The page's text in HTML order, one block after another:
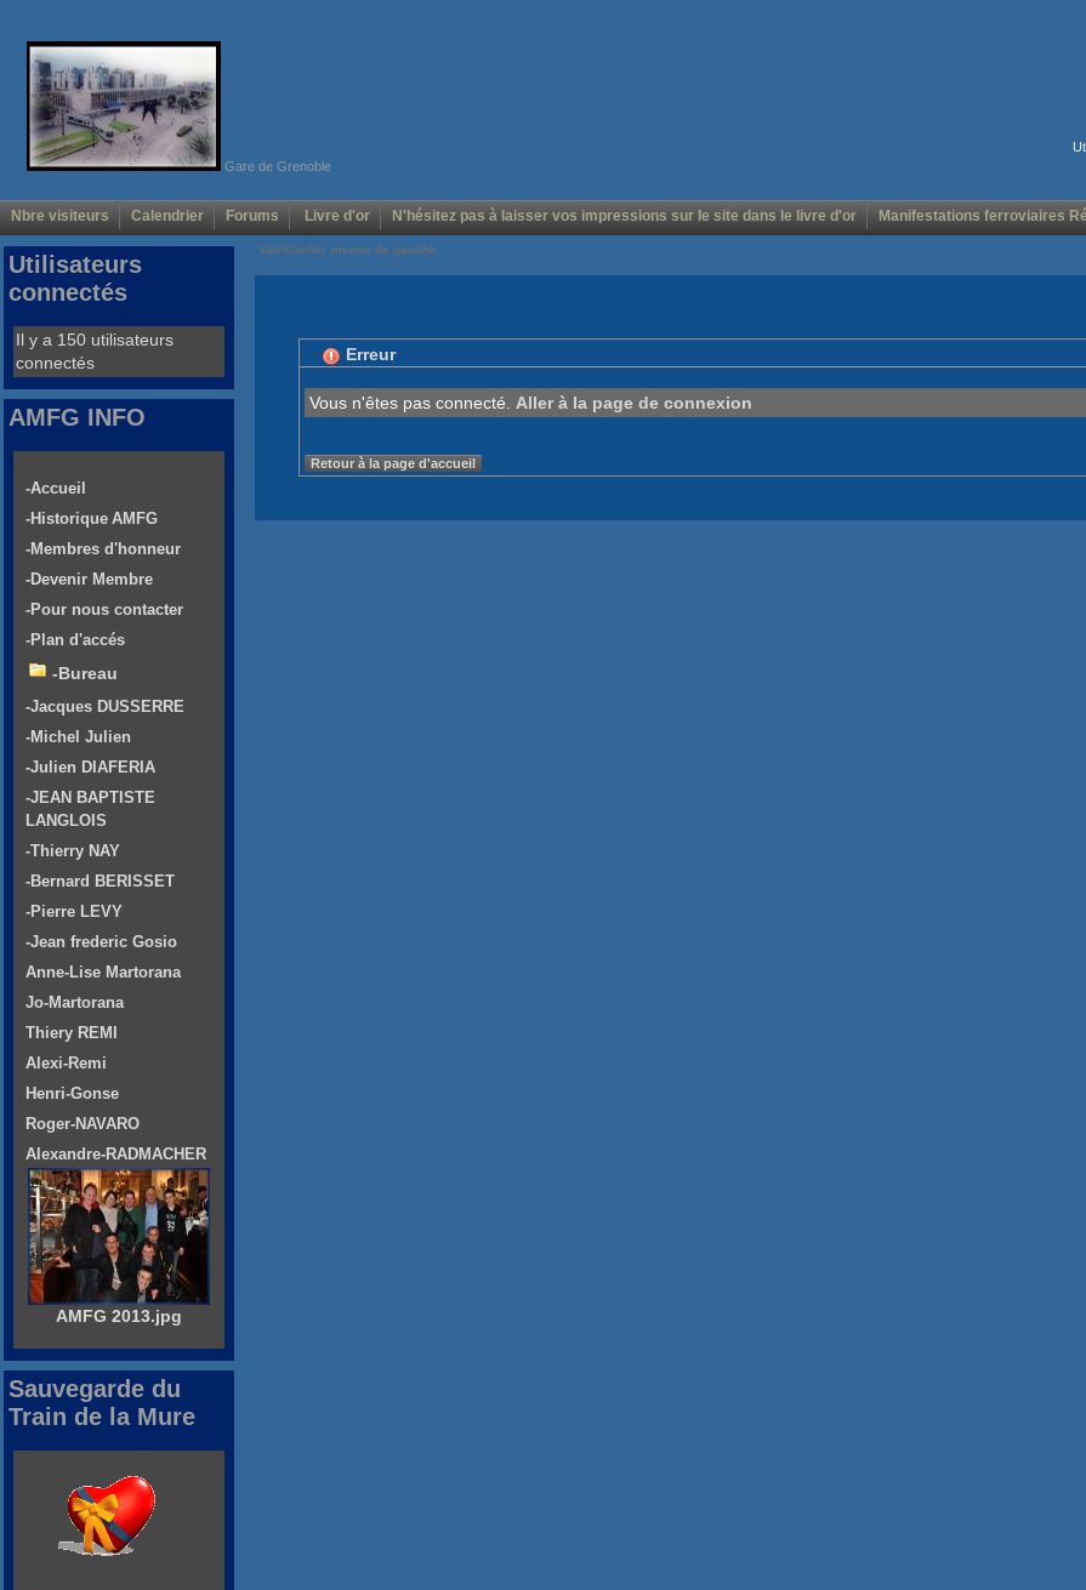
Gare de Grenoble
Nbre visiteurs Calendrier Forums Livre d'or N'hésitez pas à laisser vos impressions sur le site dans le livre d'or Manifestations ferroviaires
Voir/Cacher menus de gauche
Erreur
Vous n'êtes pas connecté. Aller à la page de connexion
Retour à la page d'accueil
Utilisateurs
connectés
Il y a 150 utilisateurs
connectés
AMFG INFO
-Accueil
-Historique AMFG
-Membres d'honneur
-Devenir Membre
-Pour nous contacter
-Plan d'accés
-Bureau
-Jacques DUSSERRE
-Michel Julien
-Julien DIAFERIA
-JEAN BAPTISTE
LANGLOIS
-Thierry NAY
-Bernard BERISSET
-Pierre LEVY
-Jean frederic Gosio
Anne-Lise Martorana
Jo-Martorana
Thiery REMI
Alexi-Remi
Henri-Gonse
Roger-NAVARO
Alexandre-RADMACHER
AMFG 2013.jpg
Sauvegarde du
Train de la Mure